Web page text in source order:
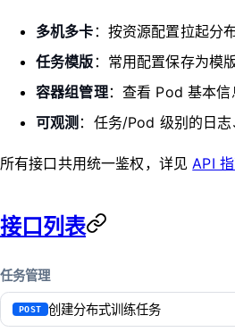
多机多卡 ：按资源配置拉起分
任务模版 ：常用配置保存为模
容器组管理：查看 Pod 基本
可观测 ：任务/Pod 级别的日
所有接口共用统一鉴权，详见 API
接口列表
任务管理
POST 创建分布式训练任务